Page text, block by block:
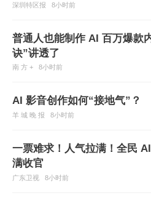
深圳特区报 8小时前
普通人也能制作 AI 百万爆款
诀”讲透了
南 方 + 8小时前
AI 影音创作如何“接地气”？
羊 城 晚 报 8小时前
一票难求！人气拉满！全民
满收官
广东卫视 8小时前